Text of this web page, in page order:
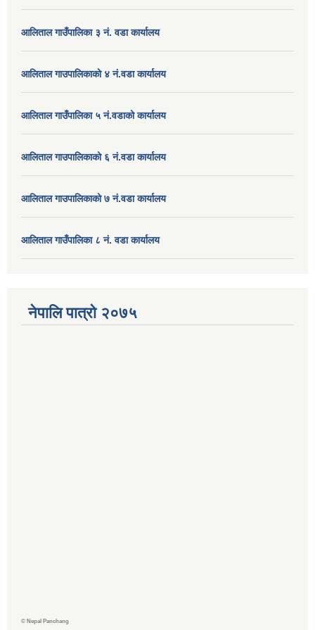
आलिताल गाउँपालिका ३ नं. वडा कार्यालय
आलिताल गाउपालिकाको ४ नं.वडा कार्यालय
आलिताल गाउँपालिका ५ नं.वडाको कार्यालय
आलिताल गाउपालिकाको ६ नं.वडा कार्यालय
आलिताल गाउपालिकाको ७ नं.वडा कार्यालय
आलिताल गाउँपालिका ८ नं. वडा कार्यालय
नेपालि पात्रो २०७५
© Nepal Panchang